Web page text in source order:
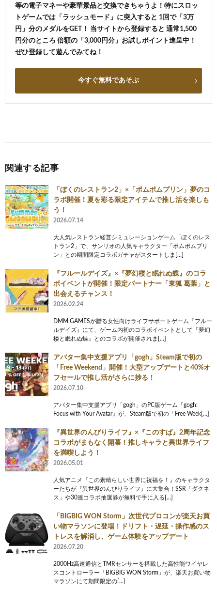
等の電子マネーや豪華景品と交換できちゃうよ！特にスロッ
トゲームでは「ラッシュモード」に突入すると 1回で「3万
円」分のメダルをGET！ 当サイトから登録すると 通常1,500
円分のところ 倍額の「3,000円分」お試しポイント進呈中！
ぜひ登録して遊んでみてね！
今すぐ無料であそぶ
関連する記事
「ぼくのレストラン2」×「ポムポムプリン」夢のコ
ラボ開催！夏を彩る限定アイテムで推し活を楽しも
う！
2026.07.14
大人気レストラン経営シミュレーションゲーム「ぼくのレス
トラン2」で、サンリオの人気キャラクター「ポムポムプリ
ン」との期間限定コラボガチャがスタートしま[…]
『フルールデイズ』×『夢幻楼と眠れぬ蝶』のコラ
ボイベントが開催！限定パートナー「東狐 葛葉」と
出会えるチャンス！
2026.02.24
DMM GAMESが贈る女性向けライフサポートゲーム『フルー
ルデイズ』にて、ゲーム内初のコラボイベントとして『夢幻
楼と眠れぬ蝶』とのコラボが開催されま[…]
アバター集中支援アプリ「gogh」Steam版で初の
「Free Weekend」開催！大型アップデートと40%オ
フセールで推し活がさらに捗る！
2026.07.10
アバター集中支援アプリ「gogh」のPC版ゲーム『gogh:
Focus with Your Avatar』が、Steam版で初の「Free Week[…]
『異世界のんびりライフ』×『このすば』2周年記念
コラボがまもなく開幕！推しキャラと異世界ライフ
を満喫しよう！
2026.05.01
人気アニメ『この素晴らしい世界に祝福を！』のキャラクタ
ーたちが『異世界のんびりライフ』に大集合！SSR「ダクネ
ス」や30連コラボ抽選券が無料で手に入る[…]
「BIGBIG WON Storm」次世代プロコンが楽天お買
い物マラソンに登場！ドリフト・遅延・操作感のス
トレスを解消し、ゲーム体験をアップデート
2026.07.20
2000Hz高速通信とTMRセンサーを搭載した高性能ワイヤレ
スコントローラー「BIGBIG WON Storm」が、楽天お買い物
マラソンにて期間限定の[…]